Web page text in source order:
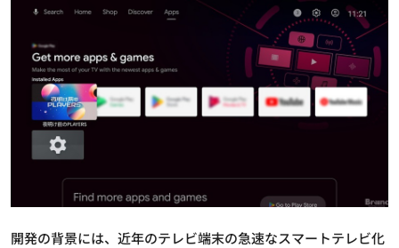
開発の背景には、近年のテレビ端末の急速なスマートテレビ化